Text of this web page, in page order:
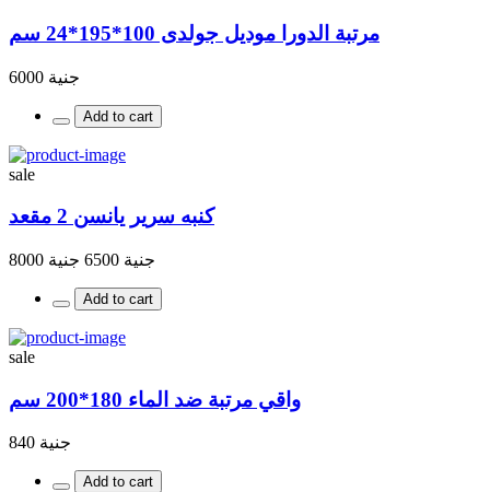
مرتبة الدورا موديل جولدى 100*195*24 سم
جنية 6000
Add to cart
sale
كنبه سرير يانسن 2 مقعد
جنية 6500 جنية 8000
Add to cart
sale
واقي مرتبة ضد الماء 180*200 سم
جنية 840
Add to cart